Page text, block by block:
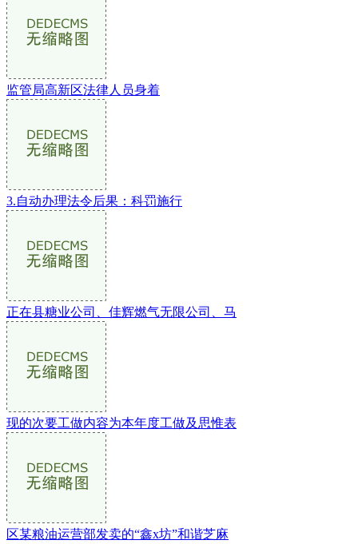
监管局高新区法律人员身着
3.自动办理法令后果：科罚施行
正在县糖业公司、佳辉燃气无限公司、马
现的次要工做内容为本年度工做及思惟表
区某粮油运营部发卖的“鑫x坊”和谐芝麻